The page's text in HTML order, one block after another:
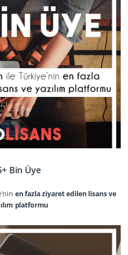
Bin Üye
en fazla ziyaret edilen lisans ve
platformu